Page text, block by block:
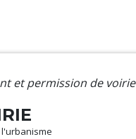
et permission de voirie